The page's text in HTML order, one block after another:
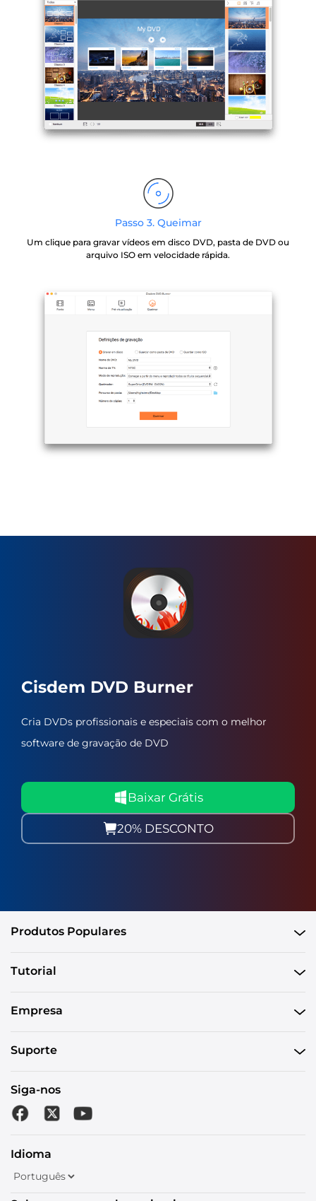
Passo 3. Queimar
Um clique para gravar vídeos em disco DVD, pasta de DVD ou
arquivo ISO em velocidade rápida.
Cisdem DVD Burner
Cria DVDs profissionais e especiais com o melhor
software de gravação de DVD
Baixar Grátis
20% DESCONTO
Produtos Populares
Tutorial
Empresa
Suporte
Siga-nos
Idioma